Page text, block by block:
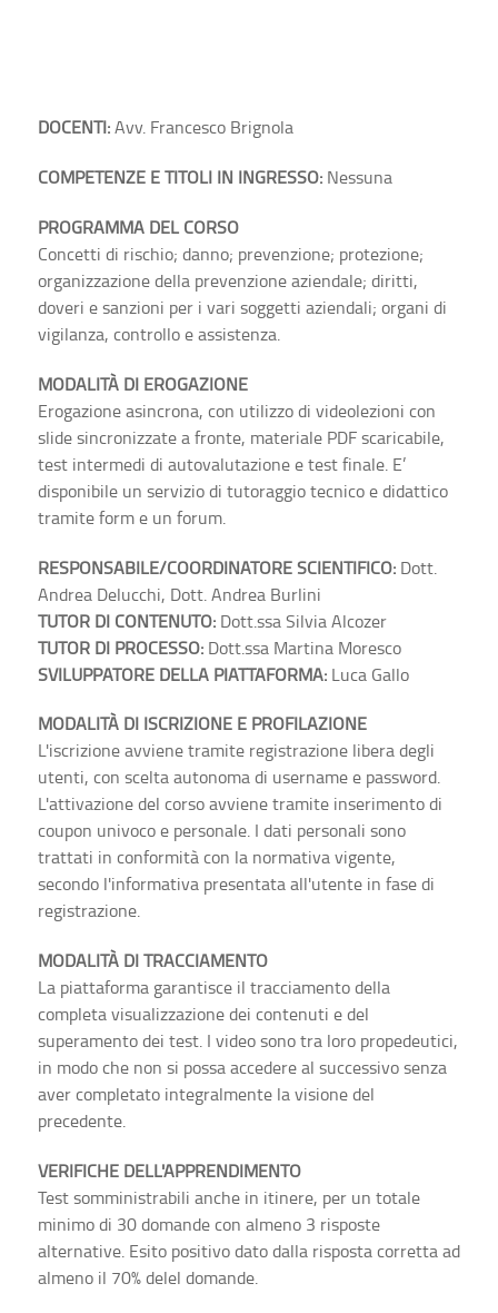
DOCENTI:Avv. Francesco Brignola
COMPETENZE E TITOLI IN INGRESSO: Nessuna
PROGRAMMA DEL CORSO
Concetti di rischio; danno; prevenzione; protezione;
organizzazione della prevenzione aziendale; diritti,
doveri e sanzioni per i vari soggetti aziendali; organi di
vigilanza, controllo e assistenza.
MODALITÀ DI EROGAZIONE
Erogazione asincrona, con utilizzo di videolezioni con
slide sincronizzate a fronte, materiale PDF scaricabile,
test intermedi di autovalutazione e test finale. E’
disponibile un servizio di tutoraggio tecnico e didattico
tramite form e un forum.
RESPONSABILE/COORDINATORE SCIENTIFICO: Dott.
Andrea Delucchi, Dott. Andrea Burlini
TUTOR DI CONTENUTO: Dott.ssa Silvia Alcozer
TUTOR DI PROCESSO: Dott.ssa Martina Moresco
SVILUPPATORE DELLA PIATTAFORMA: Luca Gallo
MODALITÀ DI ISCRIZIONE E PROFILAZIONE
L'iscrizione avviene tramite registrazione libera degli
utenti, con scelta autonoma di username e password.
L'attivazione del corso avviene tramite inserimento di
coupon univoco e personale. I dati personali sono
trattati in conformità con la normativa vigente,
secondo l'informativa presentata all'utente in fase di
registrazione.
MODALITÀ DI TRACCIAMENTO
La piattaforma garantisce il tracciamento della
completa visualizzazione dei contenuti e del
superamento dei test. I video sono tra loro propedeutici,
in modo che non si possa accedere al successivo senza
aver completato integralmente la visione del
precedente.
VERIFICHE DELL'APPRENDIMENTO
Test somministrabili anche in itinere, per un totale
minimo di 30 domande con almeno 3 risposte
alternative. Esito positivo dato dalla risposta corretta ad
almeno il 70% delel domande.